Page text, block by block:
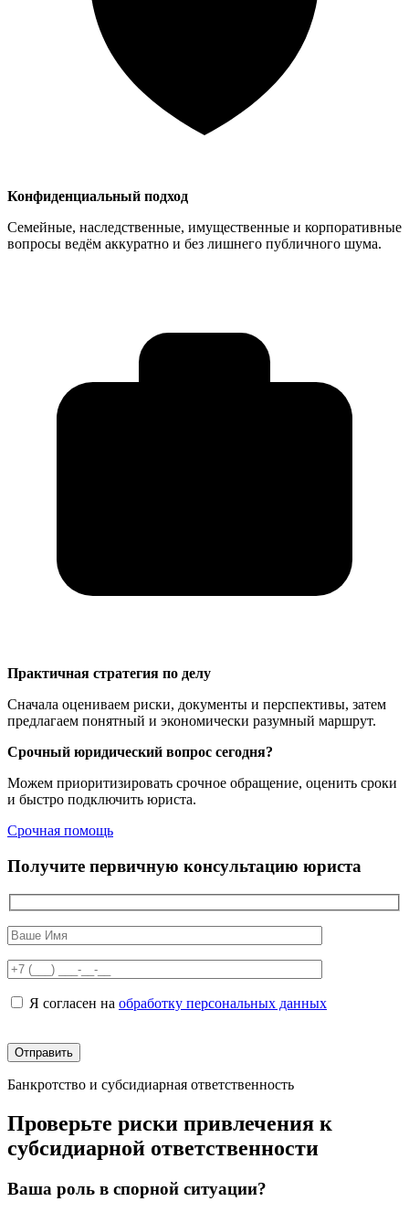
Конфиденциальный подход
Семейные, наследственные, имущественные и корпоративные
вопросы ведём аккуратно и без лишнего публичного шума.
Практичная стратегия по делу
Сначала оцениваем риски, документы и перспективы, затем
предлагаем понятный и экономически разумный маршрут.
Срочный юридический вопрос сегодня?
Можем приоритизировать срочное обращение, оценить сроки
и быстро подключить юриста.
Срочная помощь
Получите первичную консультацию юриста
Я согласен на обработку персональных данных
Банкротство и субсидиарная ответственность
Проверьте риски привлечения к
субсидиарной ответственности
Ваша роль в спорной ситуации?